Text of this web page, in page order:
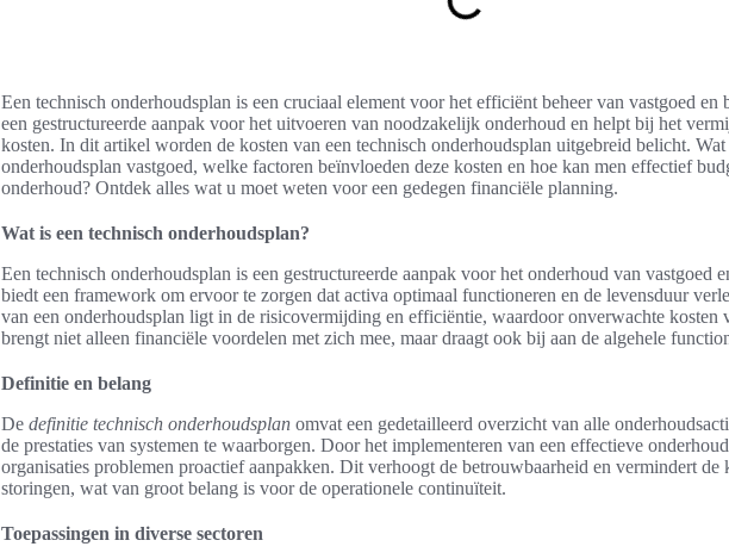
Een technisch onderhoudsplan is een cruciaal element voor het efficiënt beheer van vastgoed
een gestructureerde aanpak voor het uitvoeren van noodzakelijk onderhoud en helpt bij het
kosten. In dit artikel worden de kosten van een technisch onderhoudsplan uitgebreid belicht.
onderhoudsplan vastgoed, welke factoren beïnvloeden deze kosten en hoe kan men effectief
onderhoud? Ontdek alles wat u moet weten voor een gedegen financiële planning.
Wat is een technisch onderhoudsplan?
Een technisch onderhoudsplan is een gestructureerde aanpak voor het onderhoud van vastgoed
biedt een framework om ervoor te zorgen dat activa optimaal functioneren en de levensduur
van een onderhoudsplan ligt in de risicovermijding en efficiëntie, waardoor onverwachte kosten
brengt niet alleen financiële voordelen met zich mee, maar draagt ook bij aan de algehele
Definitie en belang
De definitie technisch onderhoudsplan omvat een gedetailleerd overzicht van alle
de prestaties van systemen te waarborgen. Door het implementeren van een effectieve
organisaties problemen proactief aanpakken. Dit verhoogt de betrouwbaarheid en vermindert de
storingen, wat van groot belang is voor de operationele continuïteit.
Toepassingen in diverse sectoren